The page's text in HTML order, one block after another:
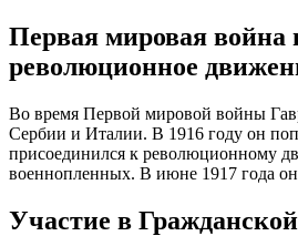
Первая мировая война
революционное
Во время Первой мировой войны
Сербии и Италии. В 1916 году он
присоединился к революционному
военнопленных. В июне 1917 года
Участие в